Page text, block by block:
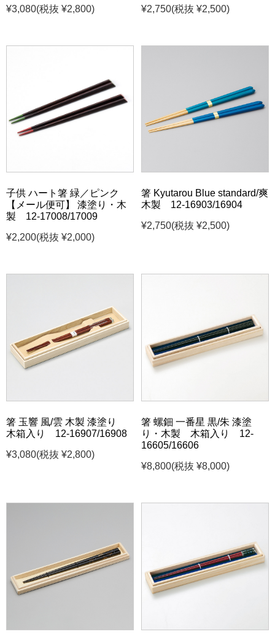
¥3,080(税抜 ¥2,800)
¥2,750(税抜 ¥2,500)
子供 ハート箸 緑／ピンク
【メール便可】 漆塗り・木
製 12-17008/17009
¥2,200(税抜 ¥2,000)
箸 Kyutarou Blue standard/爽
木製 12-16903/16904
¥2,750(税抜 ¥2,500)
箸 玉響 風/雲 木製 漆塗り
木箱入り 12-16907/16908
¥3,080(税抜 ¥2,800)
箸 螺鈿 一番星 黒/朱 漆塗
り・木製 木箱入り 12-
16605/16606
¥8,800(税抜 ¥8,000)